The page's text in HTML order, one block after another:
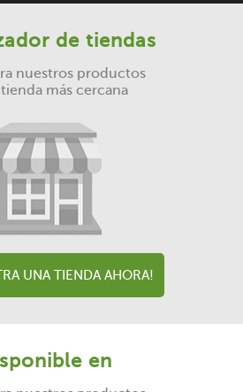
de tiendas
nuestros productos
más cercana
UNA TIENDA AHORA!
en